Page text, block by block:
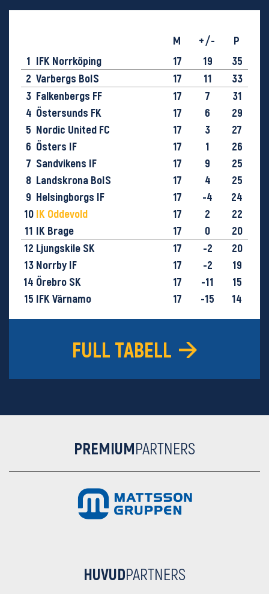
M +/-
P
1 IFK Norrköping 17 19
35
2 Varbergs BoIS 17 11
33
3 Falkenbergs FF 17 7
31
4 Östersunds FK 17 6
29
5 Nordic United FC 17 3
27
6 Östers IF 17 1
26
7 Sandvikens IF 17 9
25
8 Landskrona BoIS 17 4
25
9 Helsingborgs IF 17 -4
24
10 IK Oddevold 17 2
22
11 IK Brage 17 0
20
12 Ljungskile SK 17 -2
20
13 Norrby IF 17 -2
19
14 Örebro SK 17 -11
15
15 IFK Värnamo 17 -15
14
FULL TABELL
PREMIUMPARTNERS
HUVUDPARTNERS